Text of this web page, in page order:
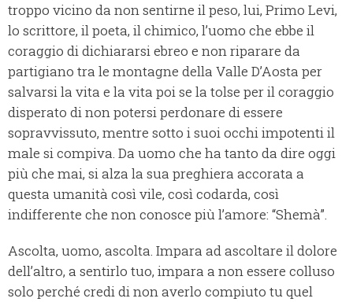
troppo vicino da non sentirne il peso, lui, Primo Levi,
lo scrittore, il poeta, il chimico, l’uomo che ebbe il
coraggio di dichiararsi ebreo e non riparare da
partigiano tra le montagne della Valle D’Aosta per
salvarsi la vita e la vita poi se la tolse per il coraggio
disperato di non potersi perdonare di essere
sopravvissuto, mentre sotto i suoi occhi impotenti il
male si compiva. Da uomo che ha tanto da dire oggi
più che mai, si alza la sua preghiera accorata a
questa umanità così vile, così codarda, così
indifferente che non conosce più l’amore: “Shemà”.
Ascolta, uomo, ascolta. Impara ad ascoltare il dolore
dell’altro, a sentirlo tuo, impara a non essere colluso
solo perché credi di non averlo compiuto tu quel